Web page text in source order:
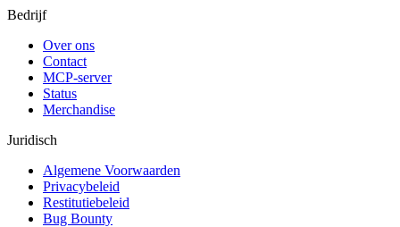
Bedrijf
Over ons
Contact
MCP-server
Status
Merchandise
Juridisch
Algemene Voorwaarden
Privacybeleid
Restitutiebeleid
Bug Bounty